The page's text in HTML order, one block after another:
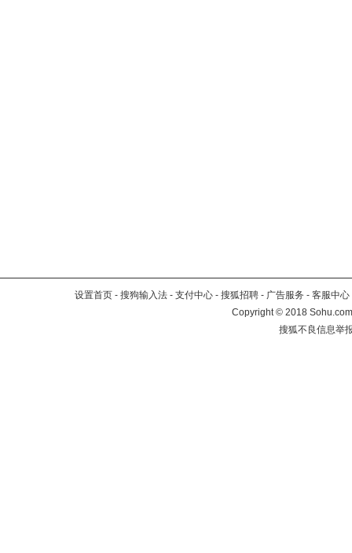
设置首页 - 搜狗输入法 - 支付中心 - 搜狐招聘 - 广告服务 - 客服中心
Copyright©2018
搜狐不良信息举